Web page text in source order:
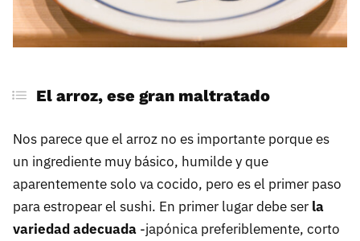
El arroz, ese gran maltratado
Nos parece que el arroz no es importante porque es
un ingrediente muy básico, humilde y que
aparentemente solo va cocido, pero es el primer paso
para estropear el sushi. En primer lugar debe ser la
variedad adecuada -japónica preferiblemente, corto